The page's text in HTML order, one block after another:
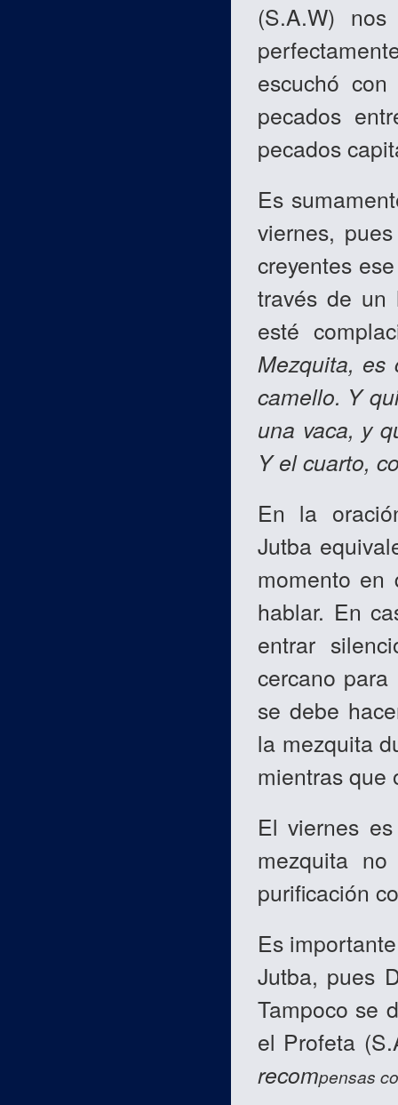
(S.A.W)
escuchó
pecados
pecados
Es
viernes,
creyentes
través de un
esté
Mezquita, es
camello. Y
una vaca, y
Y el cuarto,
En la
Jutba
momento
hablar. En
entrar
cercano
se debe
la mezquita
mientras que
El viernes
mezquita
purificación
Es
Jutba, pues
Tampoco se
el Profeta
recompensas